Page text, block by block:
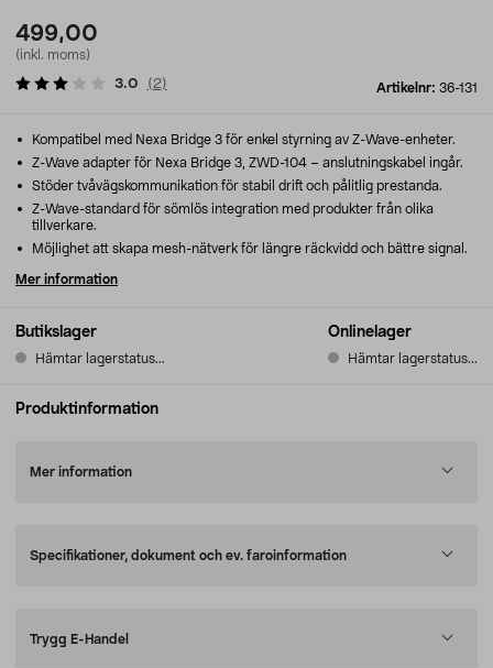
499,00
(inkl. moms)
Artikelnr: 36-131
3.0 ( 2)
Butikslager
Hämtar lagerstatus...
Onlinelager
Hämtar lagerstatus...
Kompatibel med Nexa Bridge 3 för enkel styrning av Z-Wave-enheter.
Z-Wave adapter för Nexa Bridge 3, ZWD-104 – anslutningskabel ingår.
Stöder tvåvägskommunikation för stabil drift och pålitlig prestanda.
Z-Wave-standard för sömlös integration med produkter från olika
tillverkare.
Möjlighet att skapa mesh-nätverk för längre räckvidd och bättre signal.
Mer information
Produktinformation
Mer information
Specifikationer, dokument och ev. faroinformation
Trygg E-Handel